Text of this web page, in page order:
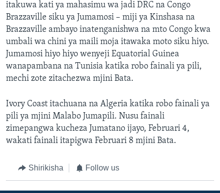
itakuwa kati ya mahasimu wa jadi DRC na Congo
Brazzaville siku ya Jumamosi – miji ya Kinshasa na
Brazzaville ambayo inatenganishwa na mto Congo kwa
umbali wa chini ya maili moja itawaka moto siku hiyo.
Jumamosi hiyo hiyo wenyeji Equatorial Guinea
wanapambana na Tunisia katika robo fainali ya pili,
mechi zote zitachezwa mjini Bata.
Ivory Coast itachuana na Algeria katika robo fainali ya
pili ya mjini Malabo Jumapili. Nusu fainali
zimepangwa kucheza Jumatano ijayo, Februari 4,
wakati fainali itapigwa Februari 8 mjini Bata.
Shirikisha Follow us